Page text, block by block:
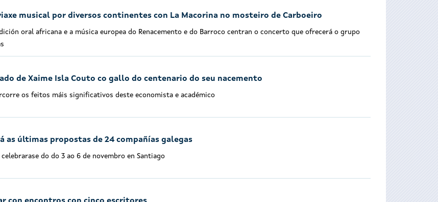
musical por diversos continentes con La Macorina no mosteiro de Carboeiro
oral africana e a música europea do Renacemento e do Barroco centran o concerto que ofrecerá o grupo
de Xaime Isla Couto co gallo do centenario do seu nacemento
os feitos máis significativos deste economista e académico
as últimas propostas de 24 compañías galegas
do do 3 ao 6 de novembro en Santiago